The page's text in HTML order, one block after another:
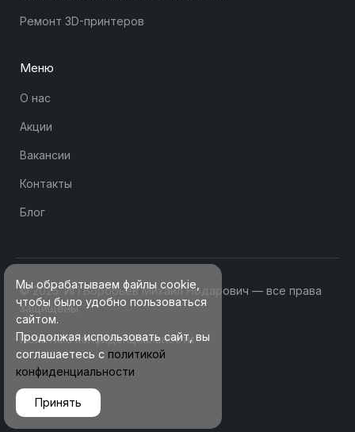
Ремонт 3D-принтеров
Меню
О нас
Акции
Вакансии
Контакты
Блог
© 2025. ИП Воробьев Михаил Нодарович — все права
защищены
Политика конфиденциальности
Мы обрабатываем файлы cookie,
чтобы было удобно пользоваться
сайтом.
Продолжая использовать сайт, вы
соглашаетесь с политикой
конфиденциальности
Принять